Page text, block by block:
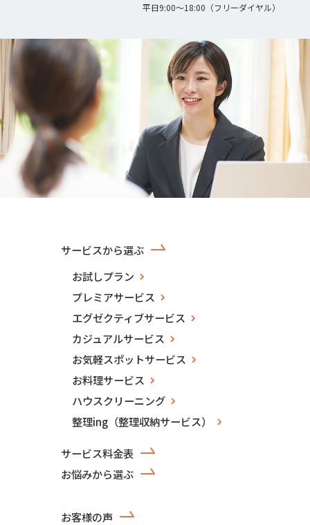
平日9:00〜18:00（フリーダイヤル）
サービスから選ぶ
お試しプラン
プレミアサービス
エグゼクティブサービス
カジュアルサービス
お気軽スポットサービス
お料理サービス
ハウスクリーニング
整理ing（整理収納サービス）
サービス料金表
お悩みから選ぶ
お客様の声